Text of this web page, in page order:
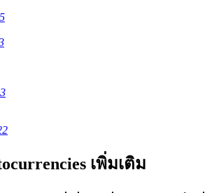
ะยะยาวและผลประโยชน์ที่ยืดหยุ่น
เพิ่มเติม